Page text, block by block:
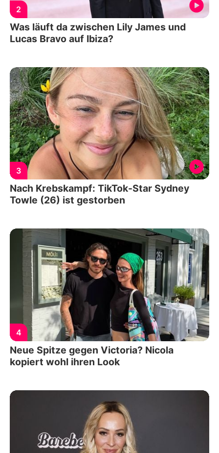
2
Was läuft da zwischen Lily James und
Lucas Bravo auf Ibiza?
3
Nach Krebskampf: TikTok-Star Sydney
Towle (26) ist gestorben
4
Neue Spitze gegen Victoria? Nicola
kopiert wohl ihren Look